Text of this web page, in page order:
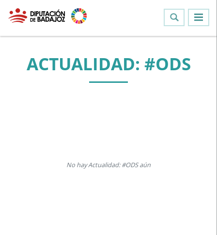
ACTUALIDAD: #ODS
No hay Actualidad: #ODS aún